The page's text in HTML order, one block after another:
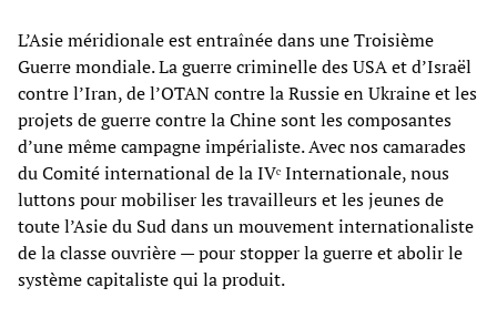
L’Asie méridionale est entraînée dans une Troisième
Guerre mondiale. La guerre criminelle des USA et d’Israël
contre l’Iran, de l’OTAN contre la Russie en Ukraine et les
projets de guerre contre la Chine sont les composantes
d’une même campagne impérialiste. Avec nos camarades
du Comité international de la IVᵉ Internationale, nous
luttons pour mobiliser les travailleurs et les jeunes de
toute l’Asie du Sud dans un mouvement internationaliste
de la classe ouvrière — pour stopper la guerre et abolir le
système capitaliste qui la produit.